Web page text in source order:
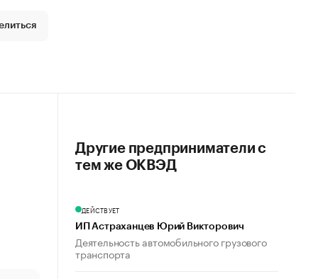
Другие предприниматели с
тем же ОКВЭД
ДЕЙСТВУЕТ
ИП Астраханцев Юрий Викторович
Деятельность автомобильного грузового
транспорта